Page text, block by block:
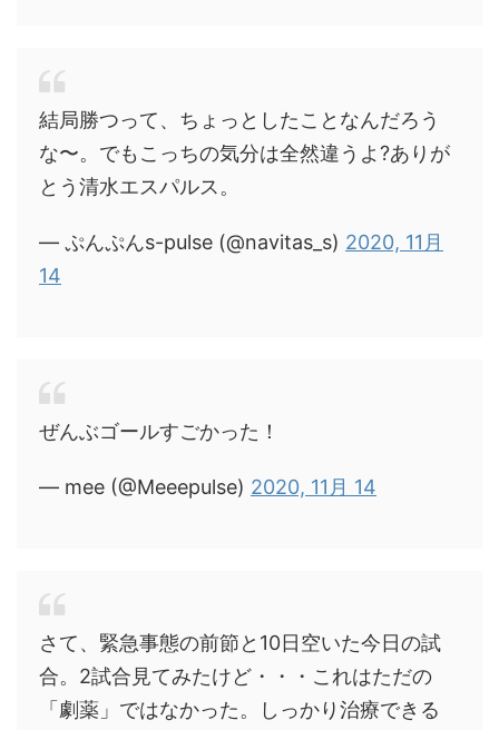
結局勝つって、ちょっとしたことなんだろう
な〜。でもこっちの気分は全然違うよ?ありが
とう清水エスパルス。
— ぷんぷんs-pulse (@navitas_s) 2020, 11月
14
ぜんぶゴールすごかった！
— mee (@Meeepulse) 2020, 11月 14
さて、緊急事態の前節と10日空いた今日の試
合。2試合見てみたけど・・・これはただの
「劇薬」ではなかった。しっかり治療できる